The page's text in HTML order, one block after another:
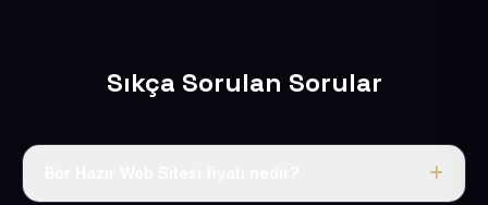
Sıkça Sorulan Sorular